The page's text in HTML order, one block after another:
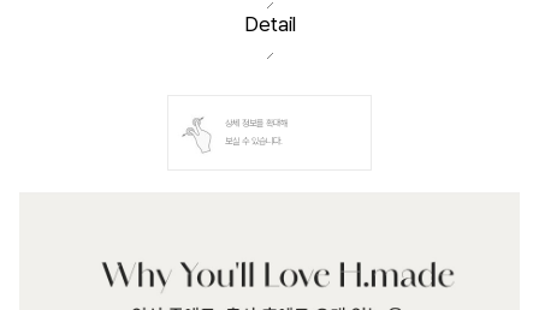
Detail
상세 정보를 확대해
보실 수 있습니다.